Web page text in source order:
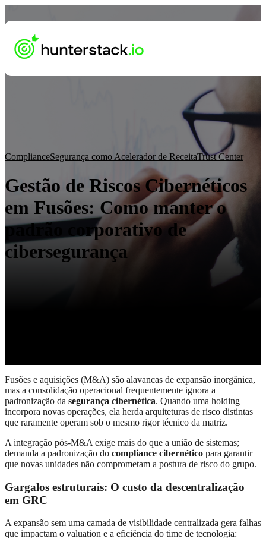
ComplianceSegurança como Acelerador de ReceitaTrust Center
Gestão de Riscos Cibernéticos
em Fusões: Como manter o
padrão corporativo de
cibersegurança
Fusões e aquisições (M&A) são alavancas de expansão inorgânica,
mas a consolidação operacional frequentemente ignora a
padronização da segurança cibernética. Quando uma holding
incorpora novas operações, ela herda arquiteturas de risco distintas
que raramente operam sob o mesmo rigor técnico da matriz.
A integração pós-M&A exige mais do que a união de sistemas;
demanda a padronização do compliance cibernético para garantir
que novas unidades não comprometam a postura de risco do grupo.
Gargalos estruturais: O custo da descentralização
em GRC
A expansão sem uma camada de visibilidade centralizada gera falhas
que impactam o valuation e a eficiência do time de tecnologia: